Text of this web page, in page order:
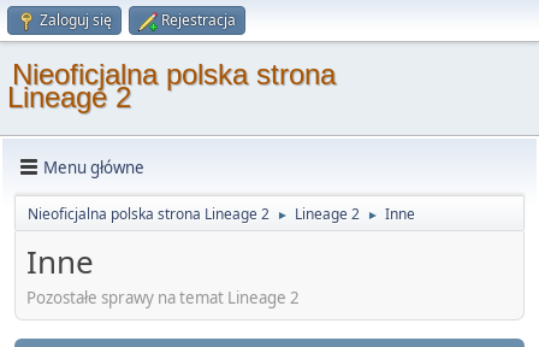
Zaloguj się Rejestracja
Nieoficjalna polska strona
Lineage 2
Menu główne
Nieoficjalna polska strona Lineage 2 ► Lineage 2 ► Inne
Inne
Pozostałe sprawy na temat Lineage 2